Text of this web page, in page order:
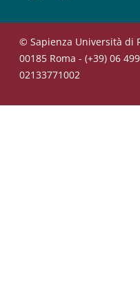
© Sapienza Università di
00185 Roma - (+39) 06
02133771002